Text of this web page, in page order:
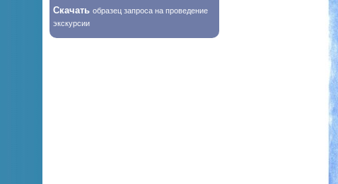
Скачать образец запроса на проведение
экскурсии